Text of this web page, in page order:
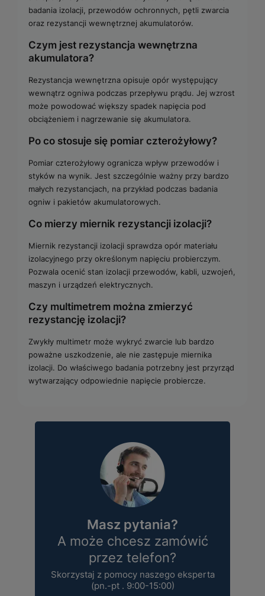
badania izolacji, przewodów ochronnych, pętli zwarcia
oraz rezystancji wewnętrznej akumulatorów.
Czym jest rezystancja wewnętrzna
akumulatora?
Rezystancja wewnętrzna opisuje opór występujący
wewnątrz ogniwa podczas przepływu prądu. Jej wzrost
może powodować większy spadek napięcia pod
obciążeniem i nagrzewanie się akumulatora.
Po co stosuje się pomiar czterożyłowy?
Pomiar czterożyłowy ogranicza wpływ przewodów i
styków na wynik. Jest szczególnie ważny przy bardzo
małych rezystancjach, na przykład podczas badania
ogniw i pakietów akumulatorowych.
Co mierzy miernik rezystancji izolacji?
Miernik rezystancji izolacji sprawdza opór materiału
izolacyjnego przy określonym napięciu probierczym.
Pozwala ocenić stan izolacji przewodów, kabli, uzwojeń,
maszyn i urządzeń elektrycznych.
Czy multimetrem można zmierzyć
rezystancję izolacji?
Zwykły multimetr może wykryć zwarcie lub bardzo
poważne uszkodzenie, ale nie zastępuje miernika
izolacji. Do właściwego badania potrzebny jest przyrząd
wytwarzający odpowiednie napięcie probiercze.
Masz pytania?
A może chcesz zamówić
przez telefon?
Skorzystaj z pomocy naszego eksperta
(pn.-pt . 9:00-15:00)